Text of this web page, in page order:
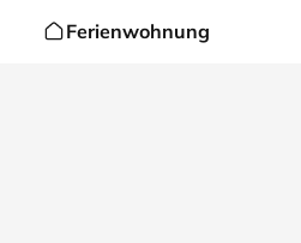
Ferienwohnung